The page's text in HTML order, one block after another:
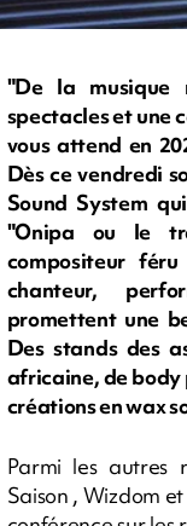
"De la musique
spectacles et une
vous attend en
Dès ce vendredi
Sound System
"Onipa ou le
compositeur
chanteur,
promettent une
Des stands des
africaine, de body
créations en wax
Parmi les autres
Saison , Wizdom